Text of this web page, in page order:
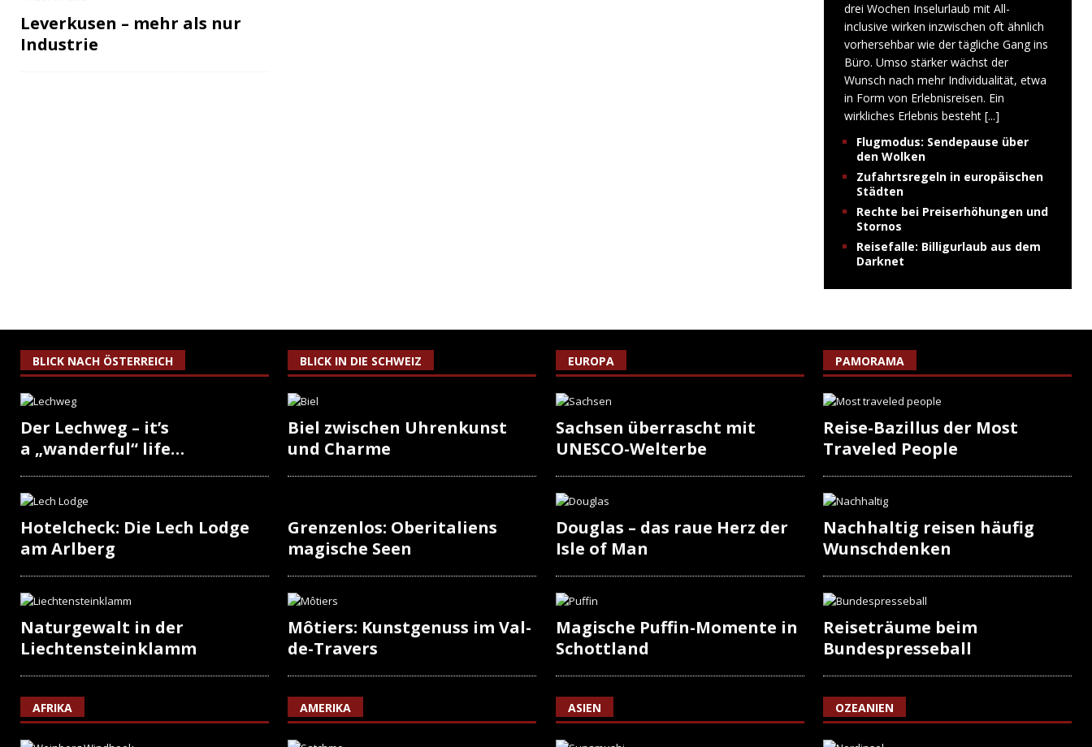
Leverkusen – mehr als nur
Industrie
drei Wochen Inselurlaub mit All-
inclusive wirken inzwischen oft ähnlich
vorhersehbar wie der tägliche Gang ins
Büro. Umso stärker wächst der
Wunsch nach mehr Individualität, etwa
in Form von Erlebnisreisen. Ein
wirkliches Erlebnis besteht [...]
Flugmodus: Sendepause über
den Wolken
Zufahrtsregeln in europäischen
Städten
Rechte bei Preiserhöhungen und
Stornos
Reisefalle: Billigurlaub aus dem
Darknet
BLICK NACH ÖSTERREICH
Der Lechweg – it’s
a „wanderful“ life…
Hotelcheck: Die Lech Lodge
am Arlberg
Naturgewalt in der
Liechtensteinklamm
AFRIKA
BLICK IN DIE SCHWEIZ
Biel zwischen Uhrenkunst
und Charme
Grenzenlos: Oberitaliens
magische Seen
Môtiers: Kunstgenuss im Val-
de-Travers
AMERIKA
EUROPA
Sachsen überrascht mit
UNESCO-Welterbe
Douglas – das raue Herz der
Isle of Man
Magische Puffin-Momente in
Schottland
ASIEN
PAMORAMA
Reise-Bazillus der Most
Traveled People
Nachhaltig reisen häufig
Wunschdenken
Reiseträume beim
Bundespresseball
OZEANIEN